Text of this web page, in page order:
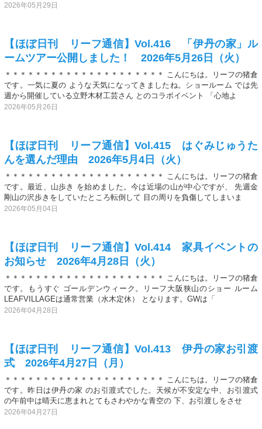
2026年05月29日
【ほぼ日刊 リーフ通信】Vol.416 「伊丹の家」ル
ームツアー公開しました！ 2026年5月26日（火）
＊＊＊＊＊＊＊＊＊＊＊＊＊＊＊＊＊＊＊＊＊ こんにちは。リーフの猪倉
です。一気に夏の ような天気になってきましたね。ショールーム では先
週から開催している立野木材工芸さん とのコラボイベント 「心地よ
2026年05月26日
【ほぼ日刊 リーフ通信】Vol.415 はぐみじゅうた
んを選んだ理由 2026年5月4日（火）
＊＊＊＊＊＊＊＊＊＊＊＊＊＊＊＊＊＊＊＊＊ こんにちは。リーフの猪倉
です。最近、山歩き を始めました。今は近場の山が中心ですが、 先週金
剛山の沢歩きをしていたところ転倒して 目の周りを負傷してしまいま
2026年05月04日
【ほぼ日刊 リーフ通信】Vol.414 家具イベントの
お知らせ 2026年4月28日（火）
＊＊＊＊＊＊＊＊＊＊＊＊＊＊＊＊＊＊＊＊＊ こんにちは。リーフの猪倉
です。もうすぐ ゴールデンウィーク。リーフ大阪狭山のショー ルーム
LEAFVILLAGEは通常営業（水木定休） となります。GWは「
2026年04月28日
【ほぼ日刊 リーフ通信】Vol.413 伊丹の家お引渡
式 2026年4月27日（月）
＊＊＊＊＊＊＊＊＊＊＊＊＊＊＊＊＊＊＊＊＊ こんにちは。リーフの猪倉
です。昨日は伊丹の家 のお引渡式でした。天候が不安定な中、お引渡式
の午前中は晴天に恵まれとてもさわやかな青空の 下、お引渡しをさせ
2026年04月27日